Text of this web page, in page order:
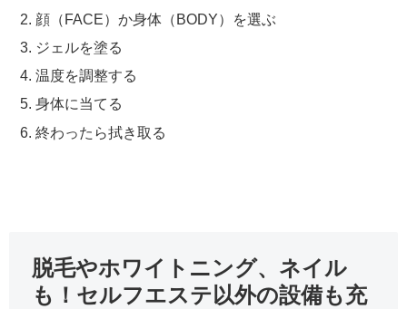
顔（FACE）か身体（BODY）を選ぶ
ジェルを塗る
温度を調整する
身体に当てる
終わったら拭き取る
脱毛やホワイトニング、ネイル
も！セルフエステ以外の設備も充